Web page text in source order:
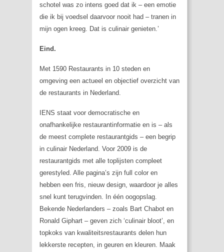
schotel was zo intens goed dat ik – een emotie
die ik bij voedsel daarvoor nooit had – tranen in
mijn ogen kreeg. Dat is culinair genieten.’
Eind.
Met 1590 Restaurants in 10 steden en
omgeving een actueel en objectief overzicht van
de restaurants in Nederland.
IENS staat voor democratische en
onafhankelijke restaurantinformatie en is – als
de meest complete restaurantgids – een begrip
in culinair Nederland. Voor 2009 is de
restaurantgids met alle toplijsten compleet
gerestyled. Alle pagina’s zijn full color en
hebben een fris, nieuw design, waardoor je alles
snel kunt terugvinden. In één oogopslag.
Bekende Nederlanders – zoals Bart Chabot en
Ronald Giphart – geven zich ‘culinair bloot’, en
topkoks van kwaliteitsrestaurants delen hun
lekkerste recepten, in geuren en kleuren. Maak